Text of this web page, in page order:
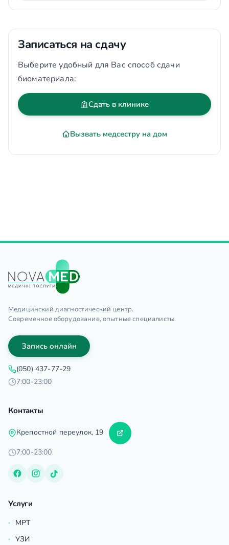
Записаться на сдачу
Выберите удобный для Вас способ сдачи
биоматериала:
Сдать в клинике
Вызвать медсестру на дом
Медицинский диагностический центр.
Современное оборудование, опытные специалисты.
Запись онлайн
(050) 437-77-29
7:00-23:00
Контакты
Крепостной переулок, 19
7:00-23:00
Услуги
МРТ
УЗИ